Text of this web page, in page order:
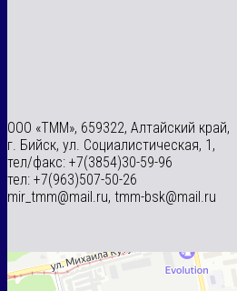
ООО «ТММ», 659322, Алтайский край,
г. Бийск, ул. Социалистическая, 1,
тел/факс: +7(3854)30-59-96
тел: +7(963)507-50-26
mir_tmm@mail.ru, tmm-bsk@mail.ru